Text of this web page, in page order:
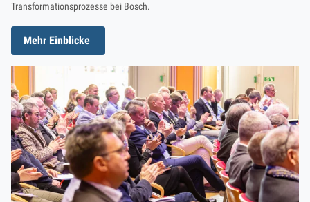
Transformationsprozesse bei Bosch.
Mehr Einblicke